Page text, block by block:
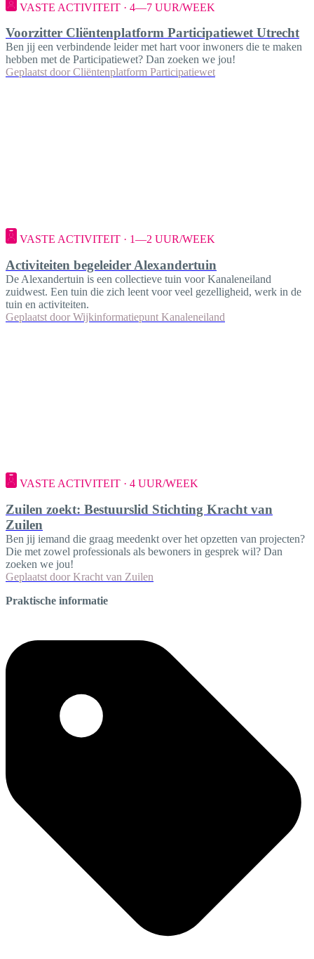
VASTE ACTIVITEIT · 4—7 UUR/WEEK
Voorzitter Cliëntenplatform Participatiewet Utrecht
Ben jij een verbindende leider met hart voor inwoners die te maken
hebben met de Participatiewet? Dan zoeken we jou!
Geplaatst door Cliëntenplatform Participatiewet
VASTE ACTIVITEIT · 1—2 UUR/WEEK
Activiteiten begeleider Alexandertuin
De Alexandertuin is een collectieve tuin voor Kanaleneiland
zuidwest. Een tuin die zich leent voor veel gezelligheid, werk in de
tuin en activiteiten.
Geplaatst door Wijkinformatiepunt Kanaleneiland
VASTE ACTIVITEIT · 4 UUR/WEEK
Zuilen zoekt: Bestuurslid Stichting Kracht van
Zuilen
Ben jij iemand die graag meedenkt over het opzetten van projecten?
Die met zowel professionals als bewoners in gesprek wil? Dan
zoeken we jou!
Geplaatst door Kracht van Zuilen
Praktische informatie